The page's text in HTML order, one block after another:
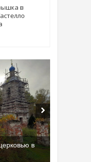
в
в